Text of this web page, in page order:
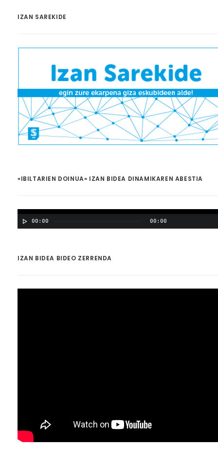
IZAN SAREKIDE
«IBILTARIEN DOINUA» IZAN BIDEA DINAMIKAREN ABESTIA
00:00 00:00
IZAN BIDEA BIDEO ZERRENDA